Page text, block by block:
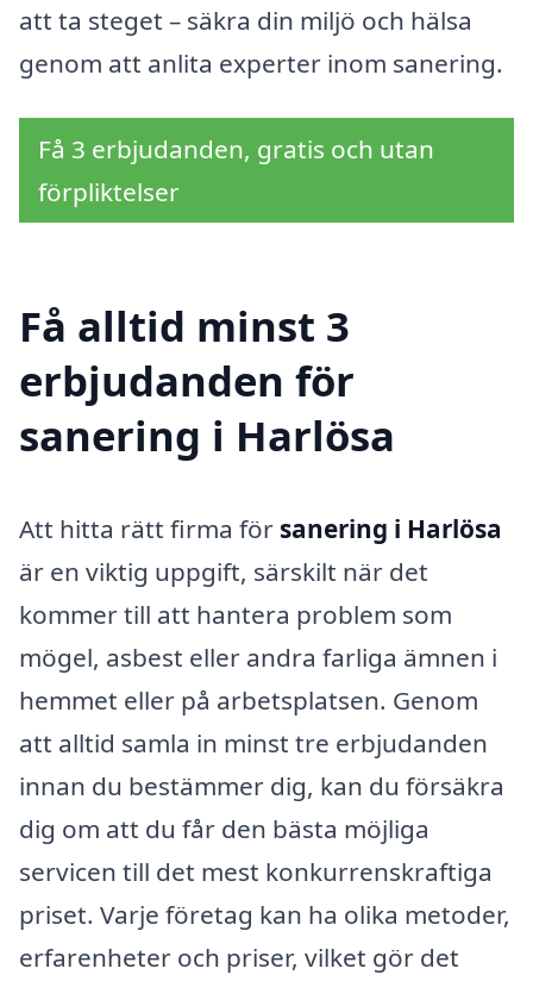
att ta steget – säkra din miljö och hälsa
genom att anlita experter inom sanering.
Få 3 erbjudanden, gratis och utan
förpliktelser
Få alltid minst 3
erbjudanden för
sanering i Harlösa
Att hitta rätt firma för sanering i Harlösa
är en viktig uppgift, särskilt när det
kommer till att hantera problem som
mögel, asbest eller andra farliga ämnen i
hemmet eller på arbetsplatsen. Genom
att alltid samla in minst tre erbjudanden
innan du bestämmer dig, kan du försäkra
dig om att du får den bästa möjliga
servicen till det mest konkurrenskraftiga
priset. Varje företag kan ha olika metoder,
erfarenheter och priser, vilket gör det